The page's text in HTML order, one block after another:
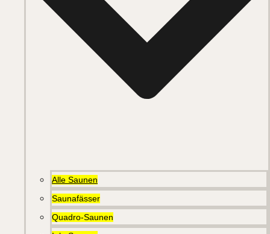
Alle Saunen
Saunafässer
Quadro-Saunen